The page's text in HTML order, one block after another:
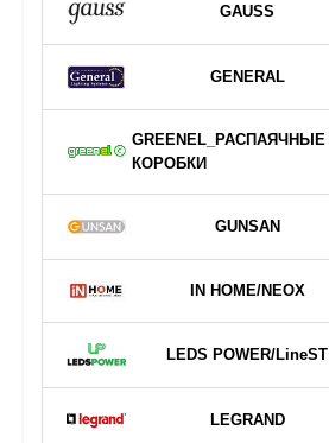
GAUSS
GENERAL
GREENEL_РАСПАЯЧНЫЕ
КОРОБКИ
GUNSAN
IN HOME/NEOX
LEDS POWER/LineST
LEGRAND